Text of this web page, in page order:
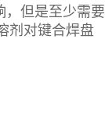
，但是至少需要
剂对键合焊盘